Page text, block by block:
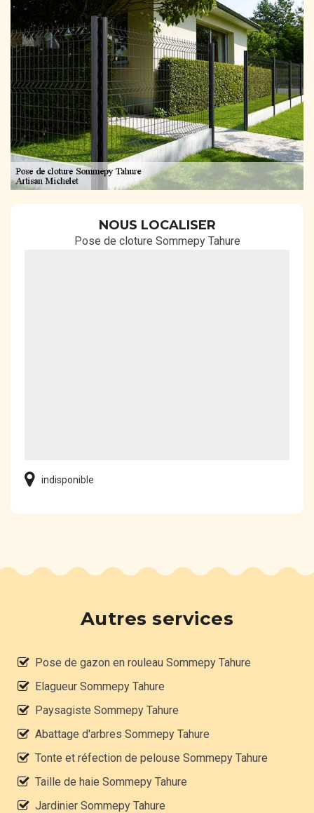
NOUS LOCALISER
Pose de cloture Sommepy Tahure
indisponible
Autres services
Pose de gazon en rouleau Sommepy Tahure
Elagueur Sommepy Tahure
Paysagiste Sommepy Tahure
Abattage d'arbres Sommepy Tahure
Tonte et réfection de pelouse Sommepy Tahure
Taille de haie Sommepy Tahure
Jardinier Sommepy Tahure